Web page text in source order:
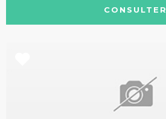
CONSULTER